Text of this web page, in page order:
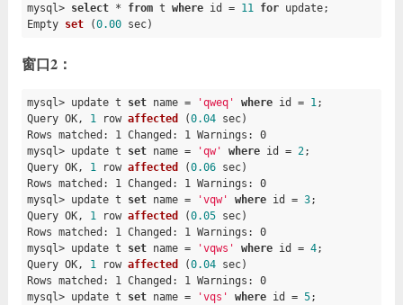
mysql> select * from t where id = 11 for
Empty set (0.00 sec)
窗口2：
mysql> update t set name = 'qweq' where id = 1;
Query OK, 1 row affected (0.04 sec)
Rows matched: 1 Changed: 1 Warnings: 0
mysql> update t set name = 'qw' where id = 2;
Query OK, 1 row affected (0.06 sec)
Rows matched: 1 Changed: 1 Warnings: 0
mysql> update t set name = 'vqw' where id = 3;
Query OK, 1 row affected (0.05 sec)
Rows matched: 1 Changed: 1 Warnings: 0
mysql> update t set name = 'vqws' where id = 4;
Query OK, 1 row affected (0.04 sec)
Rows matched: 1 Changed: 1 Warnings: 0
mysql> update t set name = 'vqs' where id = 5;